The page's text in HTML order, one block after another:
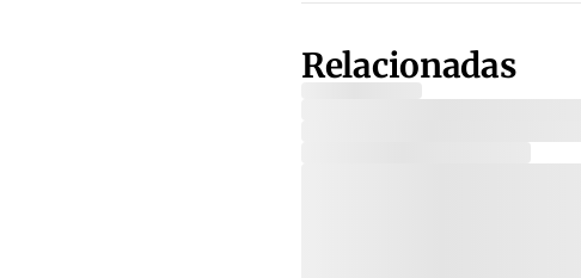
Relacionadas